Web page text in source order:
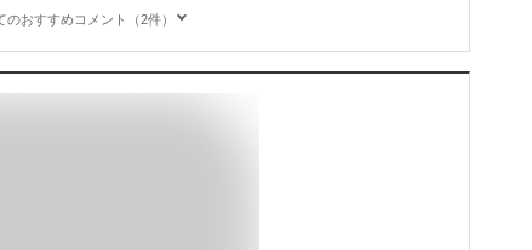
のおすすめコメント（2件）